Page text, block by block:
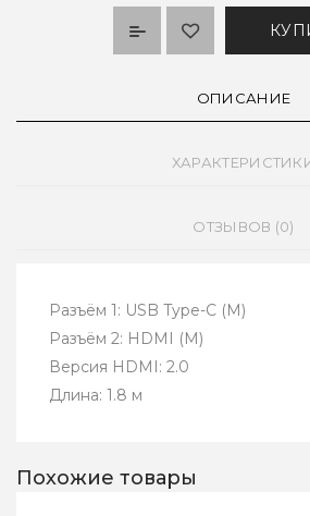
ОПИСАНИЕ
ОТЗЫВОВ (0)
Разъём 1: USB Type-C (M)
Разъём 2: HDMI (M)
Версия HDMI: 2.0
Длина: 1.8 м
Похожие товары